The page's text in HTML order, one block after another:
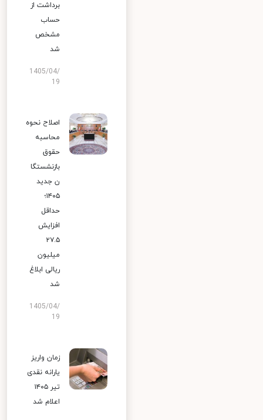
برداشت از
حساب
مشخص
شد
1405/04/
19
اصلاح نحوه
محاسبه
حقوق
بازنشستگا
ن جدید
۱۴۰۵؛
حداقل
افزایش
۲۷.۵
میلیون
ریالی ابلاغ
شد
1405/04/
19
زمان واریز
یارانه نقدی
تیر ۱۴۰۵
اعلام شد